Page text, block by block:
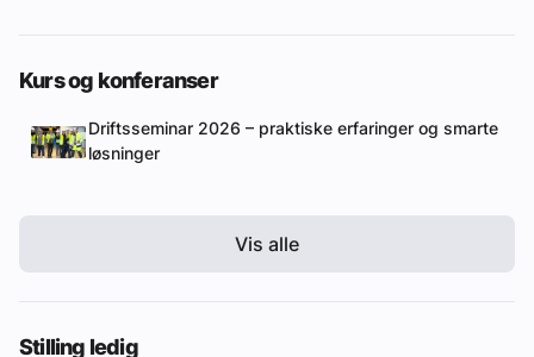
Kurs og konferanser
Driftsseminar 2026 – praktiske erfaringer og smarte
løsninger
Vis alle
Stilling ledig